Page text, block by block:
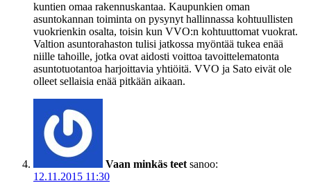
kuntien omaa rakennuskantaa. Kaupunkien oman
asuntokannan toiminta on pysynyt hallinnassa kohtuullisten
vuokrienkin osalta, toisin kun VVO:n kohtuuttomat vuokrat.
Valtion asuntorahaston tulisi jatkossa myöntää tukea enää
niille tahoille, jotka ovat aidosti voittoa tavoittelematonta
asuntotuotantoa harjoittavia yhtiöitä. VVO ja Sato eivät ole
olleet sellaisia enää pitkään aikaan.
Vaan minkäs teet sanoo:
12.11.2015 11:30